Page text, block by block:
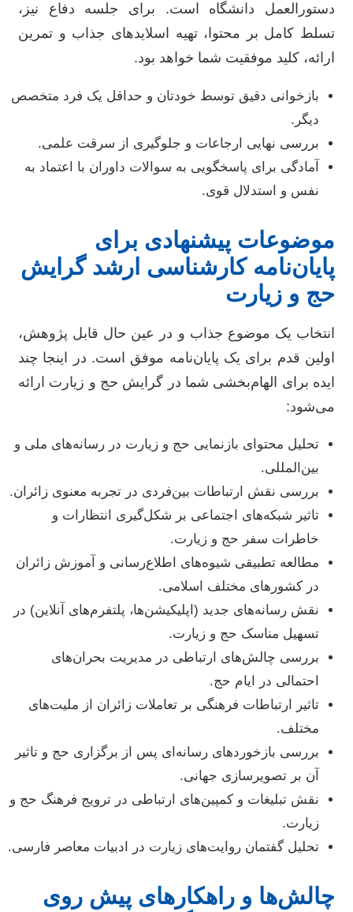
دستورالعمل دانشگاه است. برای جلسه دفاع نیز،
تسلط کامل بر محتوا، تهیه اسلایدهای جذاب و تمرین
ارائه، کلید موفقیت شما خواهد بود.
بازخوانی دقیق توسط خودتان و حداقل یک فرد متخصص
دیگر.
بررسی نهایی ارجاعات و جلوگیری از سرقت علمی.
آمادگی برای پاسخگویی به سوالات داوران با اعتماد به
نفس و استدلال قوی.
موضوعات پیشنهادی برای
پایان‌نامه کارشناسی ارشد گرایش
حج و زیارت
انتخاب یک موضوع جذاب و در عین حال قابل پژوهش،
اولین قدم برای یک پایان‌نامه موفق است. در اینجا چند
ایده برای الهام‌بخشی شما در گرایش حج و زیارت ارائه
می‌شود:
تحلیل محتوای بازنمایی حج و زیارت در رسانه‌های ملی و
بین‌المللی.
بررسی نقش ارتباطات بین‌فردی در تجربه معنوی زائران.
تاثیر شبکه‌های اجتماعی بر شکل‌گیری انتظارات و
خاطرات سفر حج و زیارت.
مطالعه تطبیقی شیوه‌های اطلاع‌رسانی و آموزش زائران
در کشورهای مختلف اسلامی.
نقش رسانه‌های جدید (اپلیکیشن‌ها، پلتفرم‌های آنلاین) در
تسهیل مناسک حج و زیارت.
بررسی چالش‌های ارتباطی در مدیریت بحران‌های
احتمالی در ایام حج.
تاثیر ارتباطات فرهنگی بر تعاملات زائران از ملیت‌های
مختلف.
بررسی بازخوردهای رسانه‌ای پس از برگزاری حج و تاثیر
آن بر تصویرسازی جهانی.
نقش تبلیغات و کمپین‌های ارتباطی در ترویج فرهنگ حج و
زیارت.
تحلیل گفتمان روایت‌های زیارت در ادبیات معاصر فارسی.
چالش‌ها و راهکارهای پیش روی